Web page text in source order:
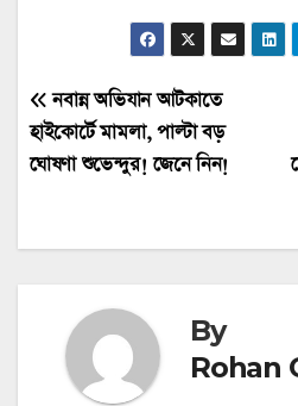
Post
navigation
নবান্ন অভিযান আটকাতে
হাইকোর্টে মামলা, পাল্টা বড়
ঘোষণা শুভেন্দুর! জেনে নিন!
By
Rohan